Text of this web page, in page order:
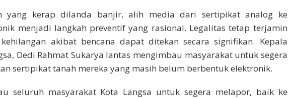
yang kerap dilanda banjir, alih media dari sertipikat analog ke
menjadi langkah preventif yang rasional. Legalitas tetap terjamin
akibat bencana dapat ditekan secara signifikan. Kepala
Dedi Rahmat Sukarya lantas mengimbau masyarakat untuk segera
sertipikat tanah mereka yang masih belum berbentuk elektronik.
seluruh masyarakat Kota Langsa untuk segera melapor, baik ke